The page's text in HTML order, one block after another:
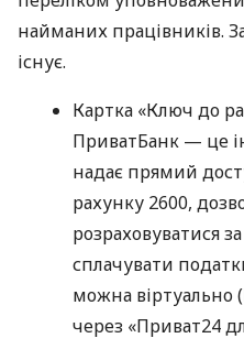
найманих працівників.
існує.
Картка «Ключ до
ПриватБанк — це
надає прямий
рахунку 2600,
розраховуватися
сплачувати
можна віртуально
через «Приват24